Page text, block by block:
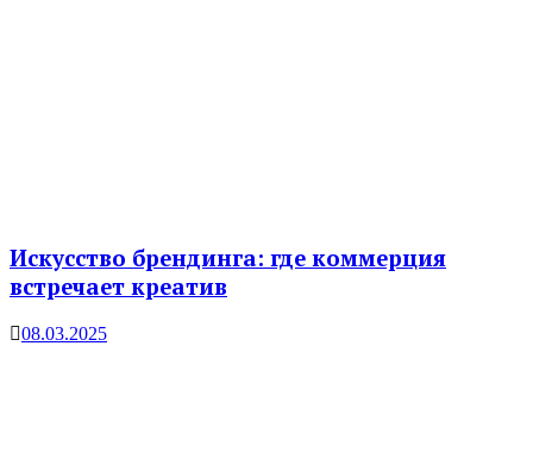
Искусство брендинга: где коммерция
встречает креатив
08.03.2025